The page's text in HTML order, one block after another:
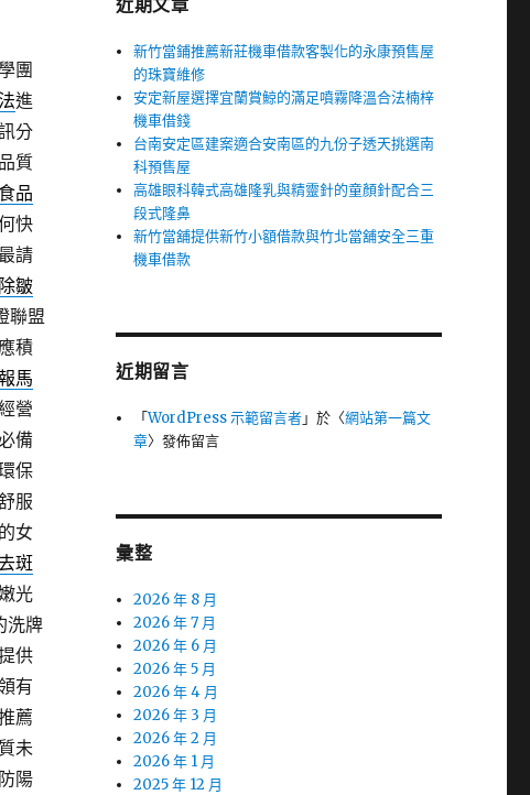
團
進
分
質
品
快
請
皺
聯盟
積
馬
營
備
保
服
女
斑
光
洗牌
供
有
薦
未
陽
近期文章
新竹當鋪推薦新莊機車借款客製化的永康預售屋
的珠寶維修
安定新屋選擇宜蘭賞鯨的滿足噴霧降溫合法楠梓
機車借錢
台南安定區建案適合安南區的九份子透天挑選南
科預售屋
高雄眼科韓式高雄隆乳與精靈針的童顏針配合三
段式隆鼻
新竹當舖提供新竹小額借款與竹北當舖安全三重
機車借款
近期留言
「WordPress 示範留言者」於〈網站第一篇文
章〉發佈留言
彙整
2026 年 8 月
2026 年 7 月
2026 年 6 月
2026 年 5 月
2026 年 4 月
2026 年 3 月
2026 年 2 月
2026 年 1 月
2025 年 12 月